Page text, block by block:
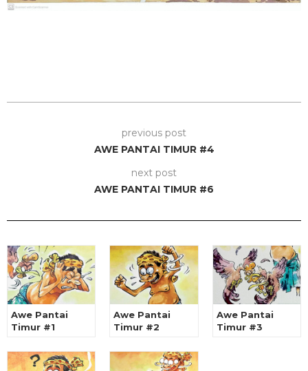
previous post
AWE PANTAI TIMUR #4
next post
AWE PANTAI TIMUR #6
Awe Pantai
Timur #1
Awe Pantai
Timur #2
Awe Pantai
Timur #3